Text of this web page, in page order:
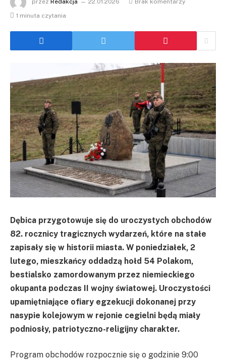
przez Redakcja 22.01.2026
Brak komentarzy
1 minuta czytania
Dębica przygotowuje się do uroczystych obchodów
82. rocznicy tragicznych wydarzeń, które na stałe
zapisały się w historii miasta. W poniedziałek, 2
lutego, mieszkańcy oddadzą hołd 54 Polakom,
bestialsko zamordowanym przez niemieckiego
okupanta podczas II wojny światowej. Uroczystości
upamiętniające ofiary egzekucji dokonanej przy
nasypie kolejowym w rejonie cegielni będą miały
podniosły, patriotyczno-religijny charakter.
Program obchodów rozpocznie się o godzinie 9:00